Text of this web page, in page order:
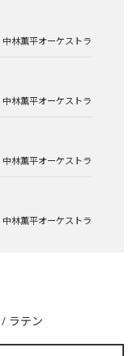
中林薫平オーケストラ
中林薫平オーケストラ
中林薫平オーケストラ
中林薫平オーケストラ
/ ラテン